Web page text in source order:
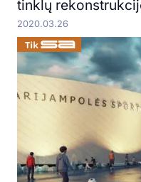
tinklų
2020.03.26